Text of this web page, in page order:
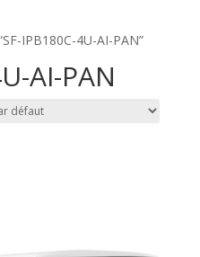
IPB180C-4U-AI-PAN”
AI-PAN